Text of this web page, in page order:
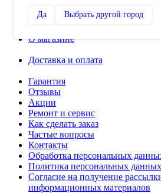
Да Выбрать другой город
Избранное
О магазине
Доставка и оплата
Гарантия
Отзывы
Акции
Ремонт и сервис
Как сделать заказ
Частые вопросы
Контакты
Обработка персональных
Политика персональных данных
Согласие на получение
информационных материалов